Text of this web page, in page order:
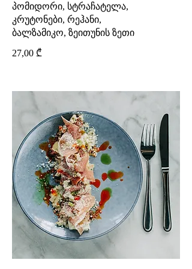
პომიდორი, სტრაჩატელა,
კრუტონები, რეჰანი,
27,00 ₾